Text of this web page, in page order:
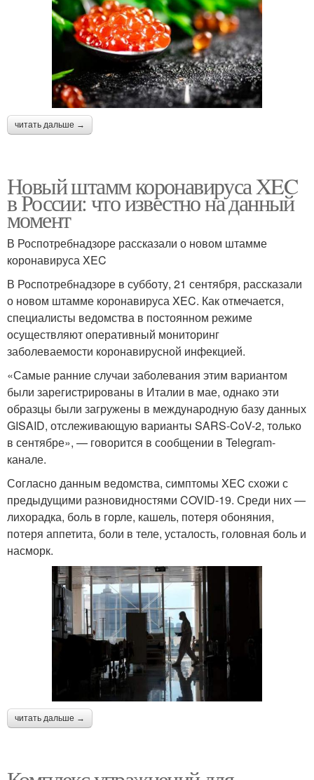
читать дальше →
Новый штамм коронавируса XEC
в России: что известно на данный
момент
В Роспотребнадзоре рассказали о новом штамме
коронавируса XEC
В Роспотребнадзоре в субботу, 21 сентября, рассказали
о новом штамме коронавируса XEC. Как отмечается,
специалисты ведомства в постоянном режиме
осуществляют оперативный мониторинг
заболеваемости коронавирусной инфекцией.
«Самые ранние случаи заболевания этим вариантом
были зарегистрированы в Италии в мае, однако эти
образцы были загружены в международную базу данных
GISAID, отслеживающую варианты SARS-CoV-2, только
в сентябре», — говорится в сообщении в Telegram-
канале.
Согласно данным ведомства, симптомы XEC схожи с
предыдущими разновидностями COVID-19. Среди них —
лихорадка, боль в горле, кашель, потеря обоняния,
потеря аппетита, боли в теле, усталость, головная боль и
насморк.
читать дальше →